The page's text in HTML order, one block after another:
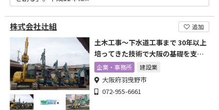
株式会社辻組 追加
土木工事～下水道工事まで 30年以上
培ってきた技術で大阪の基礎を支え
る企業・事務所 建設業
大阪府羽曳野市
072-955-6661